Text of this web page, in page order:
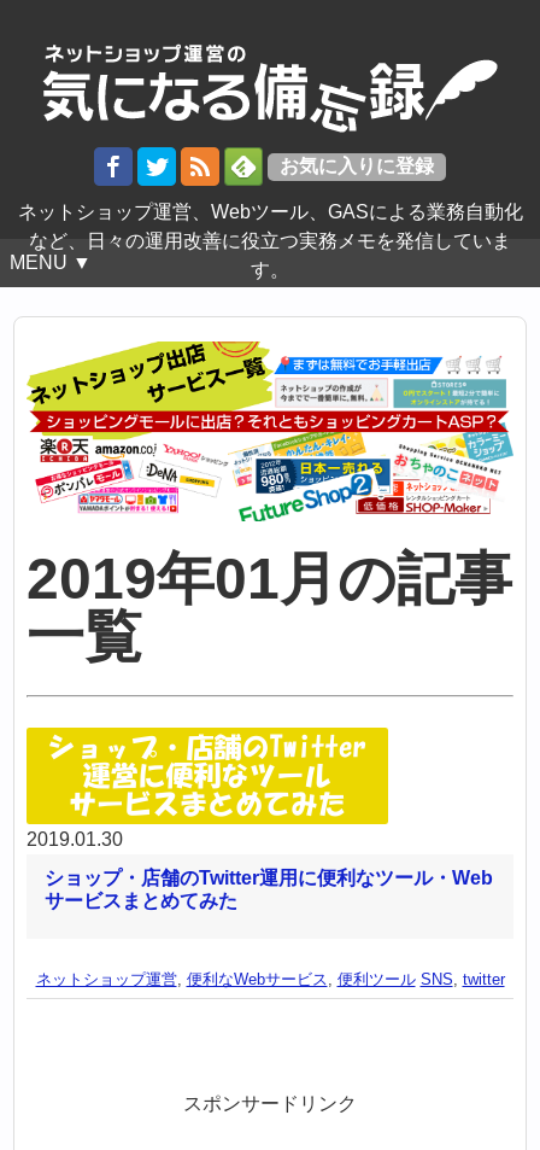
ネットショップ運営、Webツール、GASによる業務自動化
など、日々の運用改善に役立つ実務メモを発信していま
す。
MENU ▼
2019年01月の記事
一覧
2019.01.30
ショップ・店舗のTwitter運用に便利なツール・Web
サービスまとめてみた
ネットショップ運営, 便利なWebサービス, 便利ツール SNS, twitter
スポンサードリンク